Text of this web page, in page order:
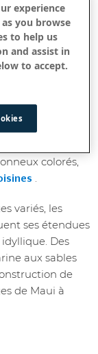
Août 12, 2020
à l'est et
Maui offre aux
levers de soleil
sous-marines
colorés,
.
variés, les
ses étendues
Des
aux sables
de
de Maui à
experience
you browse
to help us
and assist in
to accept.